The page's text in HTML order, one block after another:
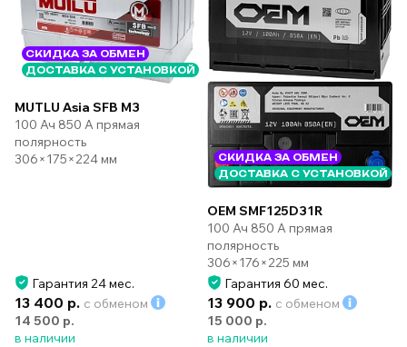
СКИДКА ЗА ОБМЕН
ДОСТАВКА С УСТАНОВКОЙ
MUTLU Asia SFB M3
100 Ач 850 А прямая
полярность
306×175×224 мм
Гарантия 24 мес.
13 400 р. с обменом
14 500 р.
в наличии
СКИДКА ЗА ОБМЕН
ДОСТАВКА С УСТАНОВКОЙ
OEM SMF125D31R
100 Ач 850 А прямая
полярность
306×176×225 мм
Гарантия 60 мес.
13 900 р. с обменом
15 000 р.
в наличии